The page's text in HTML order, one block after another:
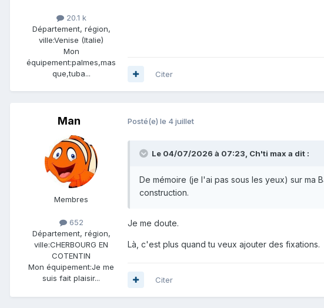
20.1 k
Département, région,
ville:Venise (Italie)
Mon
équipement:palmes,mas
que,tuba...
Citer
Man
Membres
652
Département, région,
ville:CHERBOURG EN
COTENTIN
Mon équipement:Je me
suis fait plaisir...
Posté(e) le 4 juillet
Le 04/07/2026 à 07:23, Ch'ti max a dit :
De mémoire (je l'ai pas sous les yeux) sur ma
construction.
Je me doute.
Là, c'est plus quand tu veux ajouter des fixations.
Citer